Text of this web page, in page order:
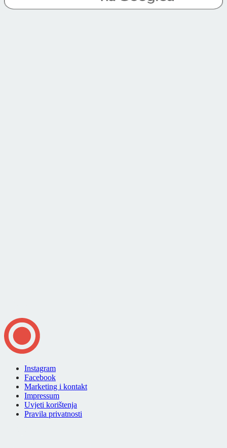
Instagram
Facebook
Marketing i kontakt
Impressum
Uvjeti korištenja
Pravila privatnosti